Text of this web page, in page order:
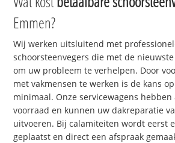
Emmen?
Wij werken uitsluitend met
schoorsteenvegers die met de
om uw probleem te verhelpen. Door
met vakmensen te werken is de kans
minimaal. Onze servicewagens
voorraad en kunnen uw dakreparatie
uitvoeren. Bij calamiteiten wordt eerst
geplaatst en direct een afspraak